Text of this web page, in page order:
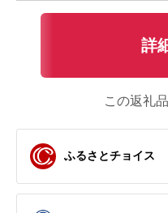
詳
この返礼
ふるさとチョイス